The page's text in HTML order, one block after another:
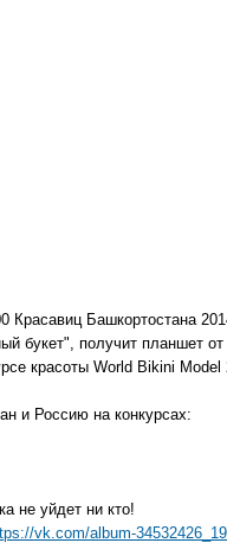
Красавиц Башкортостана
букет", получит планшет
красоты World Bikini Model
и Россию на конкурсах:
не уйдет ни кто!
vk.com/album-